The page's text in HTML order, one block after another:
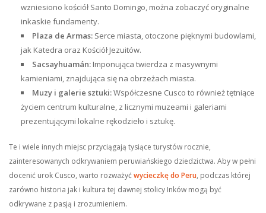
wzniesiono kościół Santo Domingo, można zobaczyć oryginalne
inkaskie fundamenty.
Plaza de Armas: Serce miasta, otoczone pięknymi budowlami,
jak Katedra oraz Kościół Jezuitów.
Sacsayhuamán: Imponująca twierdza z masywnymi
kamieniami, znajdująca się na obrzeżach miasta.
Muzy i galerie sztuki:Współczesne Cusco to również tętniące
życiem centrum kulturalne, z licznymi muzeami i galeriami
prezentującymi lokalne rękodzieło i sztukę.
Te i wiele innych miejsc przyciągają tysiące turystów rocznie,
zainteresowanych odkrywaniem peruwiańskiego dziedzictwa. Aby w pełni
docenić urok Cusco, warto rozważyćwycieczkę do Peru, podczas której
zarówno historia jak i kultura tej dawnej stolicy Inków mogą być
odkrywane z pasją i zrozumieniem.